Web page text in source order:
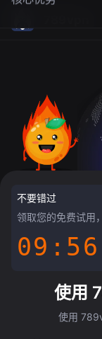
不要错过
领取您的免费试用
09:55
使用
使用